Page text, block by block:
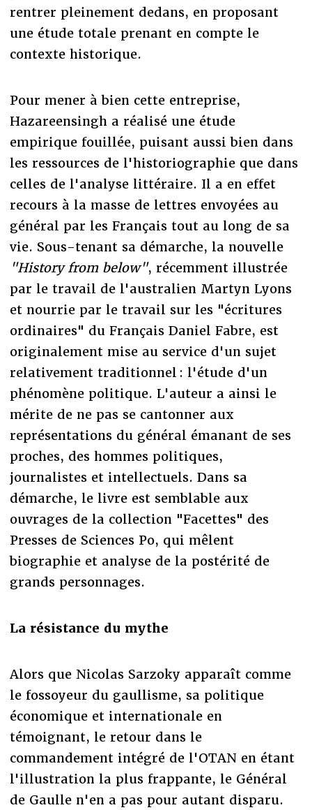
rentrer pleinement dedans, en proposant
une étude totale prenant en compte le
contexte historique.
Pour mener à bien cette entreprise,
Hazareensingh a réalisé une étude
empirique fouillée, puisant aussi bien dans
les ressources de l'historiographie que dans
celles de l'analyse littéraire. Il a en effet
recours à la masse de lettres envoyées au
général par les Français tout au long de sa
vie. Sous-tenant sa démarche, la nouvelle
"History from below", récemment illustrée
par le travail de l'australien Martyn Lyons
et nourrie par le travail sur les "écritures
ordinaires" du Français Daniel Fabre, est
originalement mise au service d'un sujet
relativement traditionnel : l'étude d'un
phénomène politique. L'auteur a ainsi le
mérite de ne pas se cantonner aux
représentations du général émanant de ses
proches, des hommes politiques,
journalistes et intellectuels. Dans sa
démarche, le livre est semblable aux
ouvrages de la collection "Facettes" des
Presses de Sciences Po, qui mêlent
biographie et analyse de la postérité de
grands personnages.
La résistance du mythe
Alors que Nicolas Sarzoky apparaît comme
le fossoyeur du gaullisme, sa politique
économique et internationale en
témoignant, le retour dans le
commandement intégré de l'OTAN en étant
l'illustration la plus frappante, le Général
de Gaulle n'en a pas pour autant disparu.